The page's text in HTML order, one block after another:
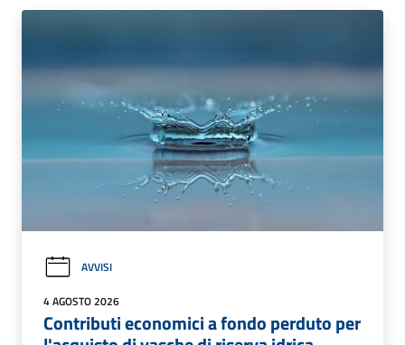
AVVISI
4 AGOSTO 2026
Contributi economici a fondo perduto per